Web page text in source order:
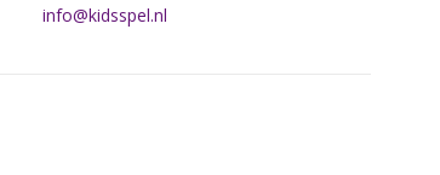
info@kidsspel.nl